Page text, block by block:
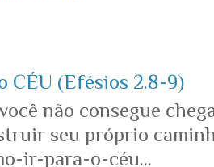
CÉU (Efésios 2.8-9)
não consegue
seu próprio
ir-para-o-céu...